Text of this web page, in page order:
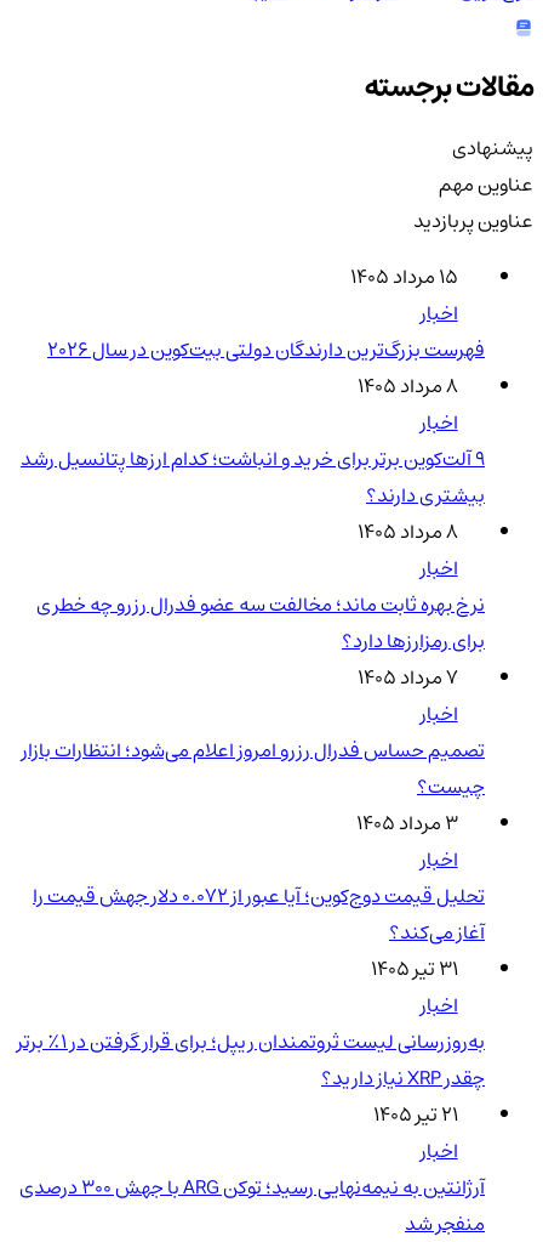
مقالات برجسته
پیشنهادی
عناوین مهم
عناوین پربازدید
۱۵ مرداد ۱۴۰۵
اخبار
فهرست بزرگ‌ترین دارندگان دولتی بیت‌کوین در سال 2026
۸ مرداد ۱۴۰۵
اخبار
۹ آلت‌کوین برتر برای خرید و انباشت؛ کدام ارزها پتانسیل رشد
بیشتری دارند؟
۸ مرداد ۱۴۰۵
اخبار
نرخ بهره ثابت ماند؛ مخالفت سه عضو فدرال رزرو چه خطری
برای رمزارزها دارد؟
۷ مرداد ۱۴۰۵
اخبار
تصمیم حساس فدرال رزرو امروز اعلام می‌شود؛ انتظارات بازار
چیست؟
۳ مرداد ۱۴۰۵
اخبار
تحلیل قیمت دوج‌کوین؛ آیا عبور از ۰.۰۷۲ دلار جهش قیمت را
آغاز می‌کند؟
۳۱ تیر ۱۴۰۵
اخبار
به‌روزرسانی لیست ثروتمندان ریپل؛ برای قرار گرفتن در ۱٪ برتر
چقدر XRP نیاز دارید؟
۲۱ تیر ۱۴۰۵
اخبار
آرژانتین به نیمه‌نهایی رسید؛ توکن ARG با جهش ۳۰۰ درصدی
منفجر شد